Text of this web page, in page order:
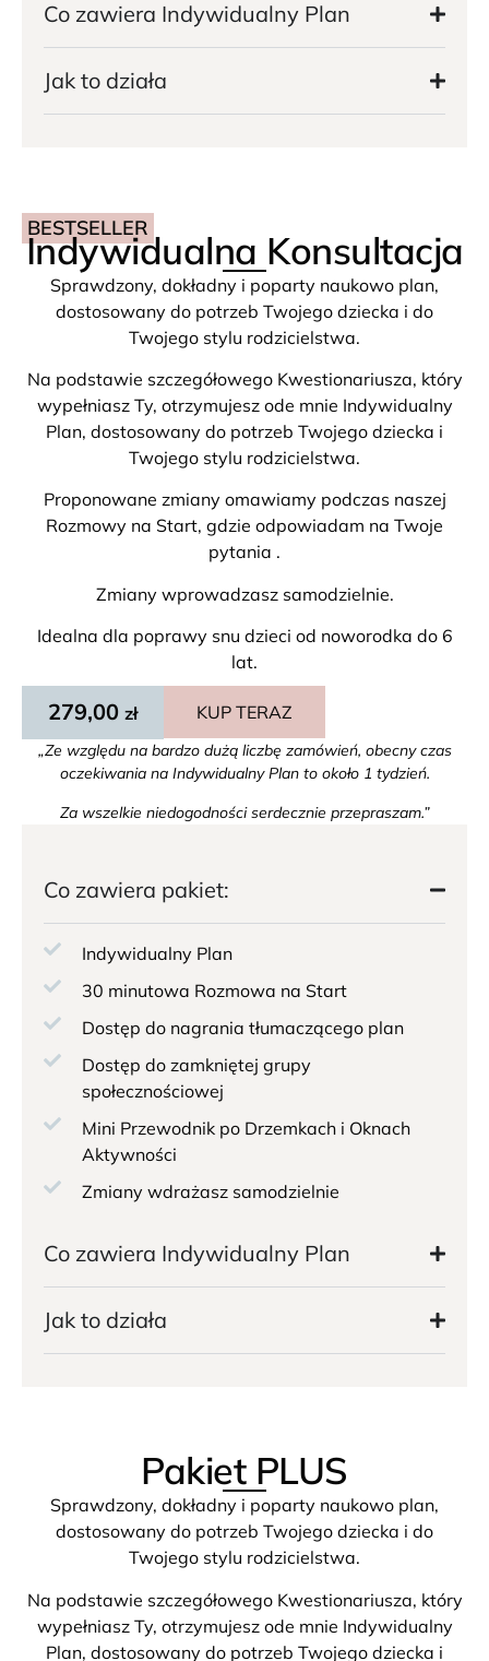
Co zawiera Indywidualny Plan
Jak to działa
BESTSELLER
Indywidualna Konsultacja
Sprawdzony, dokładny i poparty naukowo plan,
dostosowany do potrzeb Twojego dziecka i do
Twojego stylu rodzicielstwa.
Na podstawie szczegółowego Kwestionariusza, który
wypełniasz Ty, otrzymujesz ode mnie Indywidualny
Plan, dostosowany do potrzeb Twojego dziecka i
Twojego stylu rodzicielstwa.
Proponowane zmiany omawiamy podczas naszej
Rozmowy na Start, gdzie odpowiadam na Twoje
pytania .
Zmiany wprowadzasz samodzielnie.
Idealna dla poprawy snu dzieci od noworodka do 6
lat.
279,00 zł KUP TERAZ
„Ze względu na bardzo dużą liczbę zamówień, obecny czas
oczekiwania na Indywidualny Plan to około 1 tydzień.
Za wszelkie niedogodności serdecznie przepraszam.”
Co zawiera pakiet:
Indywidualny Plan
30 minutowa Rozmowa na Start
Dostęp do nagrania tłumaczącego plan
Dostęp do zamkniętej grupy
społecznościowej
Mini Przewodnik po Drzemkach i Oknach
Aktywności
Zmiany wdrażasz samodzielnie
Co zawiera Indywidualny Plan
Jak to działa
Pakiet PLUS
Sprawdzony, dokładny i poparty naukowo plan,
dostosowany do potrzeb Twojego dziecka i do
Twojego stylu rodzicielstwa.
Na podstawie szczegółowego Kwestionariusza, który
wypełniasz Ty, otrzymujesz ode mnie Indywidualny
Plan, dostosowany do potrzeb Twojego dziecka i